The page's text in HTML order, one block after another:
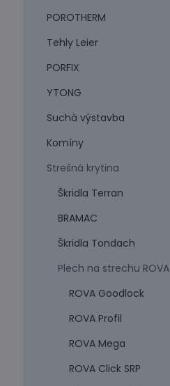
POROTHERM
Tehly Leier
PORFIX
YTONG
Suchá výstavba
Komíny
Strešná krytina
Škridla Terran
BRAMAC
Škridla Tondach
Plech na strechu ROVA
ROVA Goodlock
ROVA Profil
ROVA Mega
ROVA Click SRP